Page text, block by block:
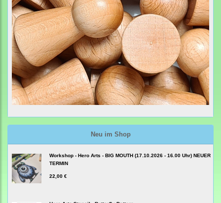
Neu im Shop
Workshop - Hero Arts - BIG MOUTH (17.10.2026 - 16.00 Uhr) NEUER
TERMIN
22,00 €